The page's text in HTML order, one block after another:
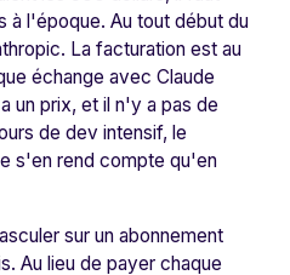
à l'époque. Au tout début du
La facturation est au
échange avec Claude
un prix, et il n'y a pas de
de dev intensif, le
s'en rend compte qu'en
sur un abonnement
Au lieu de payer chaque